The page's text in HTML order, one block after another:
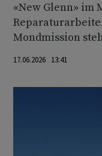
«New Glenn» im
Mondmission
17.06.2026 13:41